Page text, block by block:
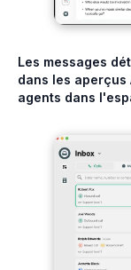
Les messages
dans les aperçus
agents dans